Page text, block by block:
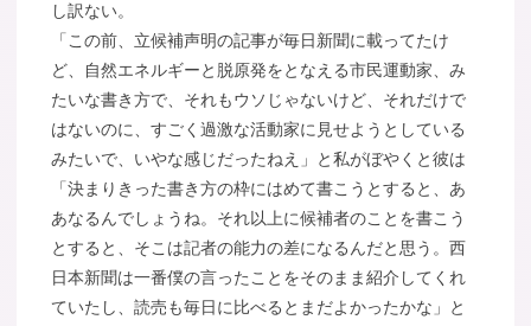
し訳ない。
「この前、立候補声明の記事が毎日新聞に載ってたけ
ど、自然エネルギーと脱原発をとなえる市民運動家、み
たいな書き方で、それもウソじゃないけど、それだけで
はないのに、すごく過激な活動家に見せようとしている
みたいで、いやな感じだったねえ」と私がぼやくと彼は
「決まりきった書き方の枠にはめて書こうとすると、あ
あなるんでしょうね。それ以上に候補者のことを書こう
とすると、そこは記者の能力の差になるんだと思う。西
日本新聞は一番僕の言ったことをそのまま紹介してくれ
ていたし、読売も毎日に比べるとまだよかったかな」と